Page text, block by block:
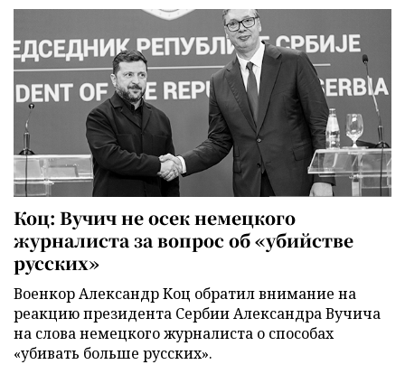
Коц: Вучич не осек немецкого
журналиста за вопрос об «убийстве
русских»
Военкор Александр Коц обратил внимание на
реакцию президента Сербии Александра Вучича
на слова немецкого журналиста о способах
«убивать больше русских».